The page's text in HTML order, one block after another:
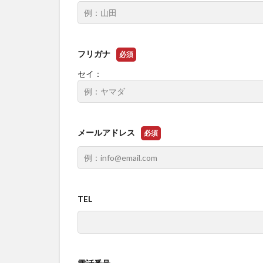
フリガナ 必須
セイ：
メールアドレス 必須
TEL